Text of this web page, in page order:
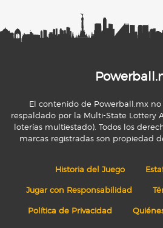
El contenido de Powerball.mx
respaldado por la Multi-State Lottery
loterías multiestado). Todos los
marcas registradas son propiedad
Historia del Juego
Jugar con Responsabilidad
Política de Privacidad